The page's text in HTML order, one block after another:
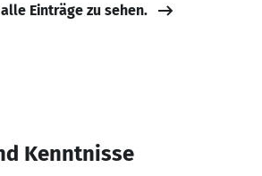
Einträge zu sehen.
Kenntnisse